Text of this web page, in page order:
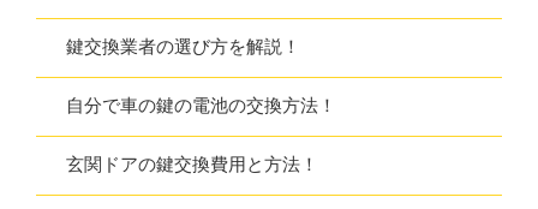
鍵交換業者の選び方を解説！
自分で車の鍵の電池の交換方法！
玄関ドアの鍵交換費用と方法！